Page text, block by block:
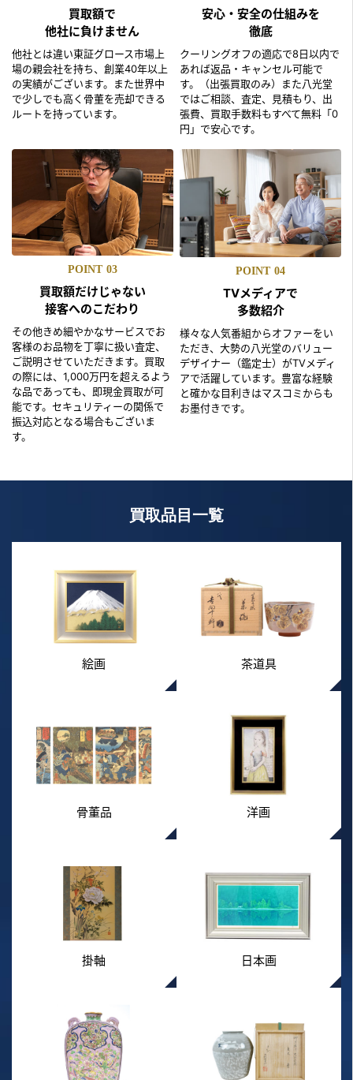
買取額で
他社に負けません
他社とは違い東証グロース市場上
場の親会社を持ち、創業40年以上
の実績がございます。また世界中
で少しでも高く骨董を売却できる
ルートを持っています。
安心・安全の仕組みを
徹底
クーリングオフの適応で8日以内で
あれば返品・キャンセル可能で
す。（出張買取のみ）また八光堂
ではご相談、査定、見積もり、出
張費、買取手数料もすべて無料「0
円」で安心です。
POINT 03
買取額だけじゃない
接客へのこだわり
その他きめ細やかなサービスでお
客様のお品物を丁寧に扱い査定、
ご説明させていただきます。買取
の際には、1,000万円を超えるよう
な品であっても、即現金買取が可
能です。セキュリティーの関係で
振込対応となる場合もございま
す。
POINT 04
TVメディアで
多数紹介
様々な人気番組からオファーをい
ただき、大勢の八光堂のバリュー
デザイナー（鑑定士）がTVメディ
アで活躍しています。豊富な経験
と確かな目利きはマスコミからも
お墨付きです。
買取品目一覧
絵画 茶道具
骨董品 洋画
掛軸 日本画